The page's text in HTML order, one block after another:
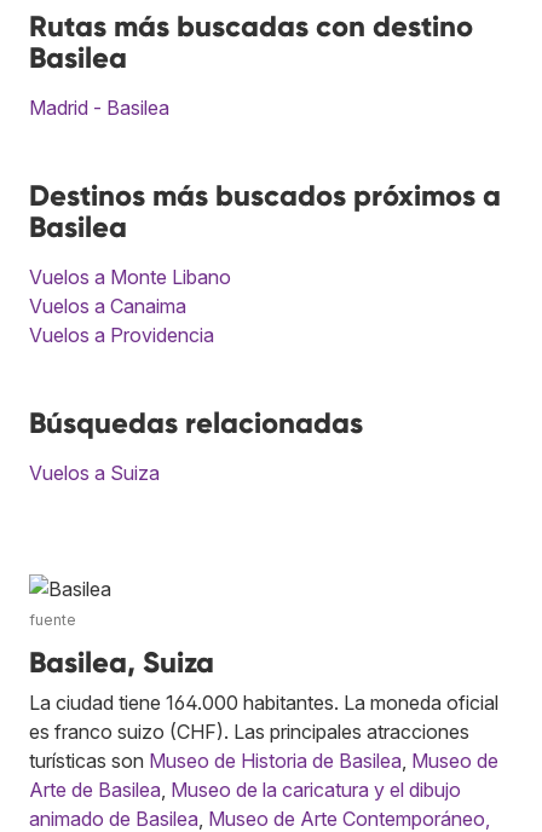
Rutas más buscadas con destino
Basilea
Madrid - Basilea
Destinos más buscados próximos a
Basilea
Vuelos a Monte Libano
Vuelos a Canaima
Vuelos a Providencia
Búsquedas relacionadas
Vuelos a Suiza
fuente
Basilea, Suiza
La ciudad tiene 164.000 habitantes. La moneda oficial
es franco suizo (CHF). Las principales atracciones
turísticas son Museo de Historia de Basilea Museo de
Arte de Basilea Museo de la caricatura y el dibujo
animado de Basilea Museo de Arte Contemporáneo,